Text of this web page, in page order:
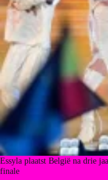
Essyla plaatst België na drie
finale